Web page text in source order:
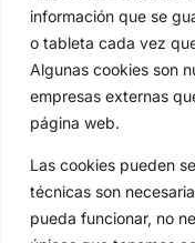
información que se
o tableta cada vez
Algunas cookies son
empresas externas
página web.
Las cookies pueden
técnicas son
pueda funcionar, no
Circuitos
Especiales
Compañía
Aviso Legal
Política de
Política de Cookies
Publicidad
Newsletters